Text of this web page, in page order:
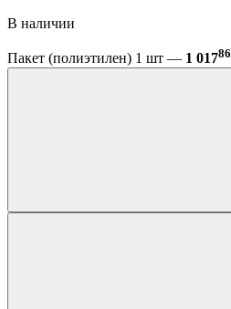
В наличии
Пакет (полиэтилен) 1 шт — 1 01786